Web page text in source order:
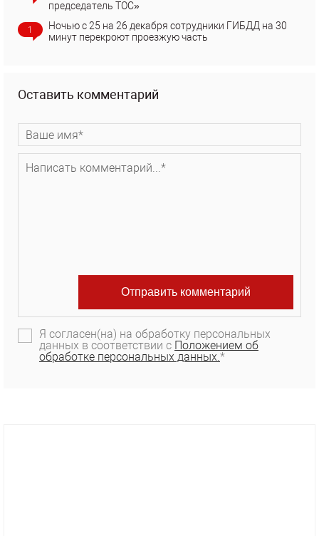
председатель ТОС»
1
Ночью с 25 на 26 декабря сотрудники ГИБДД на 30
минут перекроют проезжую часть
Оставить комментарий
Я согласен(на) на обработку персональных
данных в соответствии с Положением об
обработке персональных данных.*